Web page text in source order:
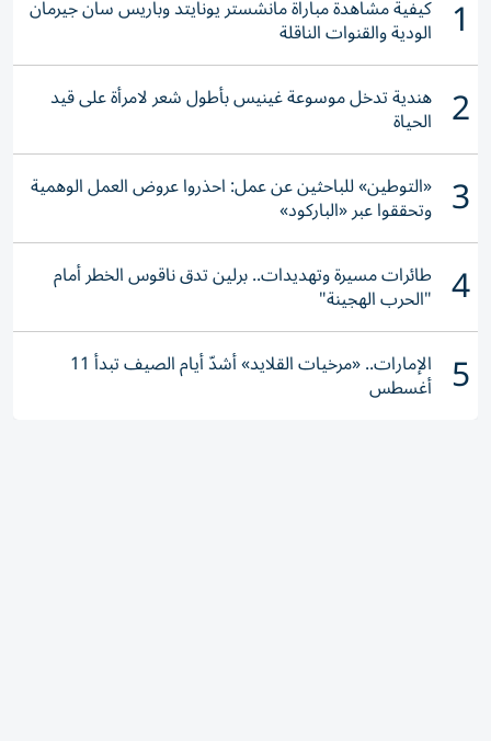
1 كيفية مشاهدة مباراة مانشستر يونايتد وباريس سان جيرمان
الودية والقنوات الناقلة
2 هندية تدخل موسوعة غينيس بأطول شعر لامرأة على قيد
الحياة
3 «التوطين» للباحثين عن عمل: احذروا عروض العمل الوهمية
وتحققوا عبر «الباركود»
4 طائرات مسيرة وتهديدات.. برلين تدق ناقوس الخطر أمام
"الحرب الهجينة"
5 الإمارات.. «مرخيات القلايد» أشدّ أيام الصيف تبدأ 11
أغسطس